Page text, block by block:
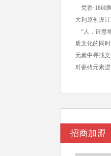
梵香·1860
大利原创设
“人，诗意
质文化的同
元素中寻找
对瓷砖元素
招商加盟